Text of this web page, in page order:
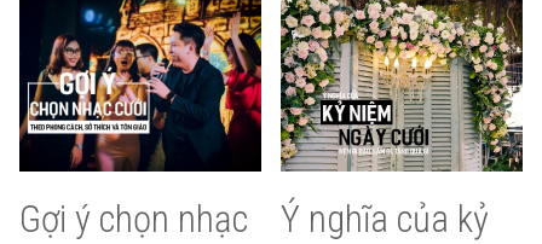
Gợi ý chọn nhạc
Ý nghĩa của kỷ